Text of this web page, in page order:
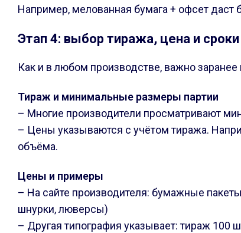
Например, мелованная бумага + офсет даст
Этап 4: выбор тиража, цена и
Как и в любом производстве, важно заранее
Тираж и минимальные размеры партии
– Многие производители просматривают
– Цены указываются с учётом тиража.
объёма.
Цены и примеры
– На сайте производителя: бумажные
шнурки, люверсы)
– Другая типография указывает: тираж 100